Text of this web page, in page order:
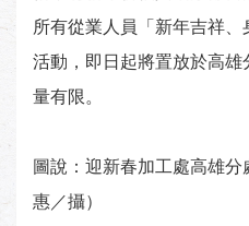
所有從業人員「新年吉祥
活動，即日起將置放於高雄
量有限。
圖說：迎新春加工處高雄
惠／攝）